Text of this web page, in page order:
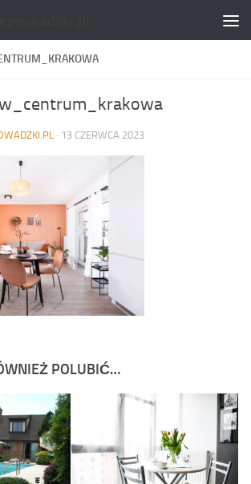
· 13 CZERWCA 2023
POLUBIĆ…